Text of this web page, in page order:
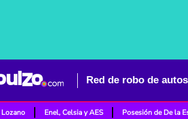
Lozano Enel, Celsia y AES Posesión de De la